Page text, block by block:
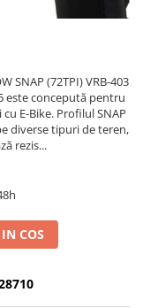
SNAP (72TPI) VRB-403
este concepută pentru
E-Bike. Profilul SNAP
diverse tipuri de teren,
rezis...
COS